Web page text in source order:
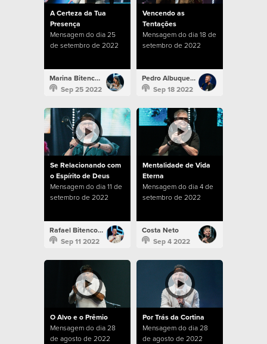
A Certeza da Tua
Presença
Mensagem do dia 25
de setembro de 2022
Marina Bitencourt
Sep 25 2022
Vencendo as
Tentações
Mensagem do dia 18 de
setembro de 2022
Pedro Albuquerque
Sep 18 2022
Se Relacionando com
o Espírito de Deus
Mensagem do dia 11 de
setembro de 2022
Rafael Bitencourt
Sep 11 2022
Mentalidade de Vida
Eterna
Mensagem do dia 4 de
setembro de 2022
Costa Neto
Sep 4 2022
O Alvo e o Prêmio
Mensagem do dia 28
de agosto de 2022
Por Trás da Cortina
Mensagem do dia 28
de agosto de 2022